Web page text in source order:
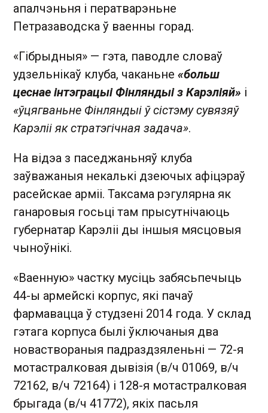
апалчэньня і ператварэньне
Петразаводска ў ваенны горад.
«Гібрыдныя» — гэта, паводле словаў
удзельнікаў клуба, чаканьне «больш
цеснае інтэграцыі Фінляндыі з Карэліяй» і
«ўцягваньне Фінляндыі ў сістэму сувязяў
Карэліі як стратэгічная задача».
На відэа з паседжаньняў клуба
заўважаныя некалькі дзеючых афіцэраў
расейскае арміі. Таксама рэгулярна як
ганаровыя госьці там прысутнічаюць
губернатар Карэліі ды іншыя мясцовыя
чыноўнікі.
«Ваенную» частку мусіць забясьпечыць
44-ы армейскі корпус, які пачаў
фармавацца ў студзені 2014 года. У склад
гэтага корпуса былі ўключаныя два
новаствораныя падраздзяленьні — 72-я
мотастралковая дывізія (в/ч 01069, в/ч
72162, в/ч 72164) і 128-я мотастралковая
брыгада (в/ч 41772), якіх пасьля